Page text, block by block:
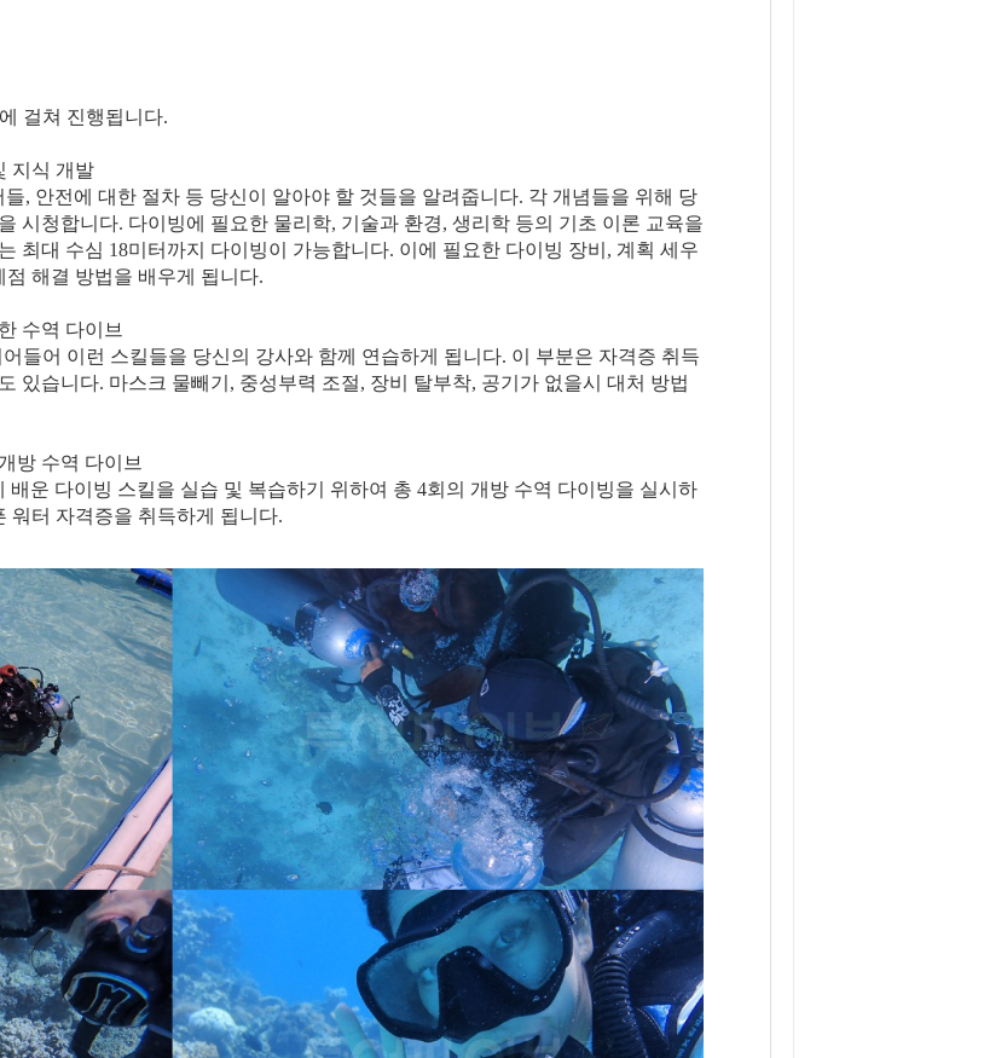
걸쳐 진행됩니다.
지식 개발
, 안전에 대한 절차 등 당신이 알아야 할 것들을 알려줍니다. 각 개념들을 위해 당
시청합니다. 다이빙에 필요한 물리학, 기술과 환경, 생리학 등의 기초 이론 교육을
최대 수심 18미터까지 다이빙이 가능합니다. 이에 필요한 다이빙 장비, 계획 세우
해결 방법을 배우게 됩니다.
수역 다이브
들어 이런 스킬들을 당신의 강사와 함께 연습하게 됩니다. 이 부분은 자격증 취득
있습니다. 마스크 물빼기, 중성부력 조절, 장비 탈부착, 공기가 없을시 대처 방법
방 수역 다이브
운 다이빙 스킬을 실습 및 복습하기 위하여 총 4회의 개방 수역 다이빙을 실시하
워터 자격증을 취득하게 됩니다.